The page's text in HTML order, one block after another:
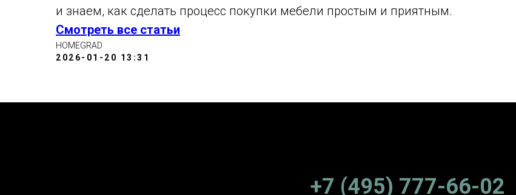
и знаем, как сделать процесс покупки мебели простым и приятным.
Смотреть все статьи
HOMEGRAD
2026-01-20 13:31
+7 (495) 777-66-02